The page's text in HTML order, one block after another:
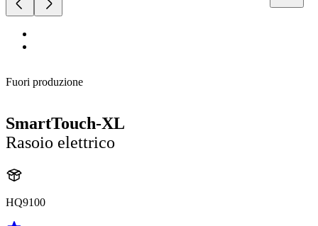
Fuori produzione
SmartTouch-XL
Rasoio elettrico
HQ9100